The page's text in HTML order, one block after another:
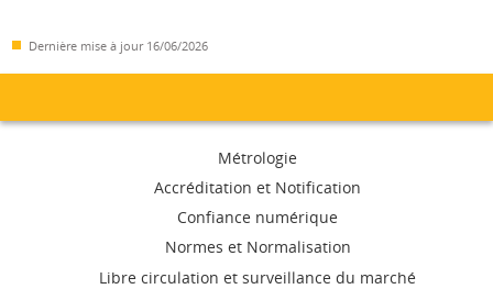
Dernière mise à jour 16/06/2026
navigation
Métrologie
Accréditation et Notification
Confiance numérique
Normes et Normalisation
Libre circulation et surveillance du marché